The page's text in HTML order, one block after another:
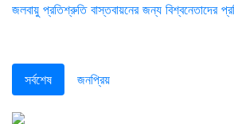
জলবায়ু প্রতিশ্রুতি বাস্তবায়নের জন্য বিশ্বনেতাদের
সর্বশেষ জনপ্রিয়